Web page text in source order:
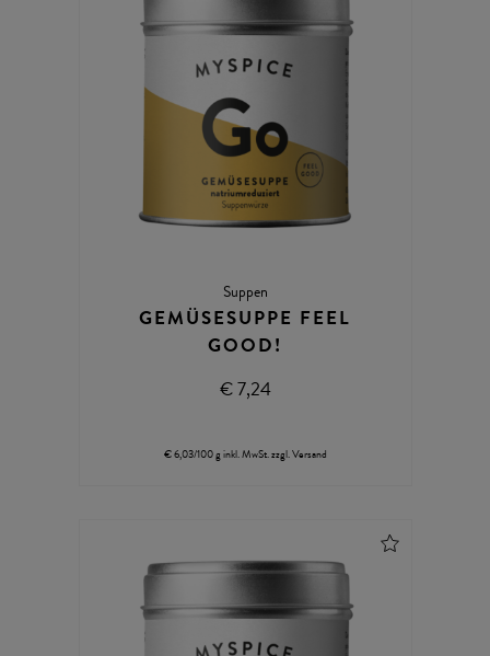
Suppen
GEMÜSESUPPE FEEL
GOOD!
€ 7,24
€ 6,03/100 g inkl. MwSt.zzgl.Versand